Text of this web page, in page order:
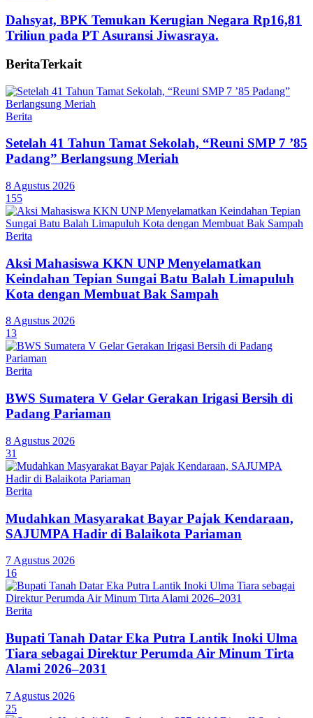
Dahsyat, BPK Temukan Kerugian Negara Rp16,81
Triliun pada PT Asuransi Jiwasraya.
BeritaTerkait
Berita
Setelah 41 Tahun Tamat Sekolah, “Reuni SMP 7 ’85
Padang” Berlangsung Meriah
8 Agustus 2026
155
Berita
Aksi Mahasiswa KKN UNP Menyelamatkan
Keindahan Tepian Sungai Batu Balah Limapuluh
Kota dengan Membuat Bak Sampah
8 Agustus 2026
13
Berita
BWS Sumatera V Gelar Gerakan Irigasi Bersih di
Padang Pariaman
8 Agustus 2026
31
Berita
Mudahkan Masyarakat Bayar Pajak Kendaraan,
SAJUMPA Hadir di Balaikota Pariaman
7 Agustus 2026
16
Berita
Bupati Tanah Datar Eka Putra Lantik Inoki Ulma
Tiara sebagai Direktur Perumda Air Minum Tirta
Alami 2026–2031
7 Agustus 2026
25